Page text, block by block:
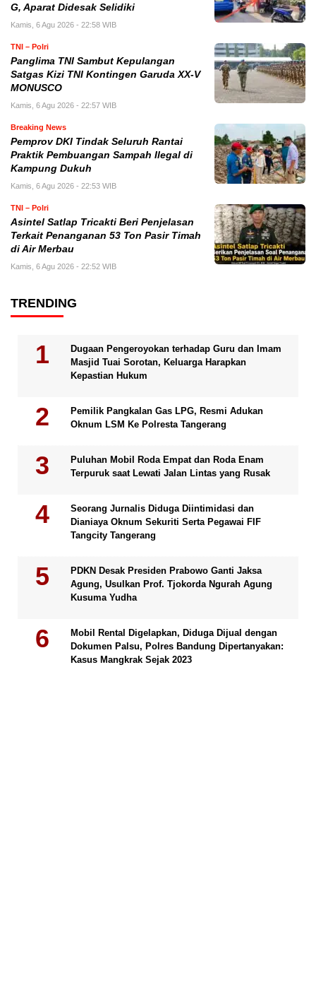
G, Aparat Didesak Selidiki
Kamis, 6 Agu 2026 - 22:58 WIB
TNI – Polri
Panglima TNI Sambut Kepulangan
Satgas Kizi TNI Kontingen Garuda XX-V
MONUSCO
Kamis, 6 Agu 2026 - 22:57 WIB
Breaking News
Pemprov DKI Tindak Seluruh Rantai
Praktik Pembuangan Sampah Ilegal di
Kampung Dukuh
Kamis, 6 Agu 2026 - 22:53 WIB
TNI – Polri
Asintel Satlap Tricakti Beri Penjelasan
Terkait Penanganan 53 Ton Pasir Timah
di Air Merbau
Kamis, 6 Agu 2026 - 22:52 WIB
TRENDING
Dugaan Pengeroyokan terhadap Guru dan Imam
Masjid Tuai Sorotan, Keluarga Harapkan
Kepastian Hukum
Pemilik Pangkalan Gas LPG, Resmi Adukan
Oknum LSM Ke Polresta Tangerang
Puluhan Mobil Roda Empat dan Roda Enam
Terpuruk saat Lewati Jalan Lintas yang Rusak
Seorang Jurnalis Diduga Diintimidasi dan
Dianiaya Oknum Sekuriti Serta Pegawai FIF
Tangcity Tangerang
PDKN Desak Presiden Prabowo Ganti Jaksa
Agung, Usulkan Prof. Tjokorda Ngurah Agung
Kusuma Yudha
Mobil Rental Digelapkan, Diduga Dijual dengan
Dokumen Palsu, Polres Bandung Dipertanyakan:
Kasus Mangkrak Sejak 2023